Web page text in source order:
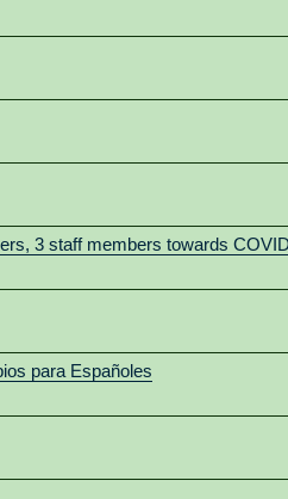
3 staff members towards
para Españoles